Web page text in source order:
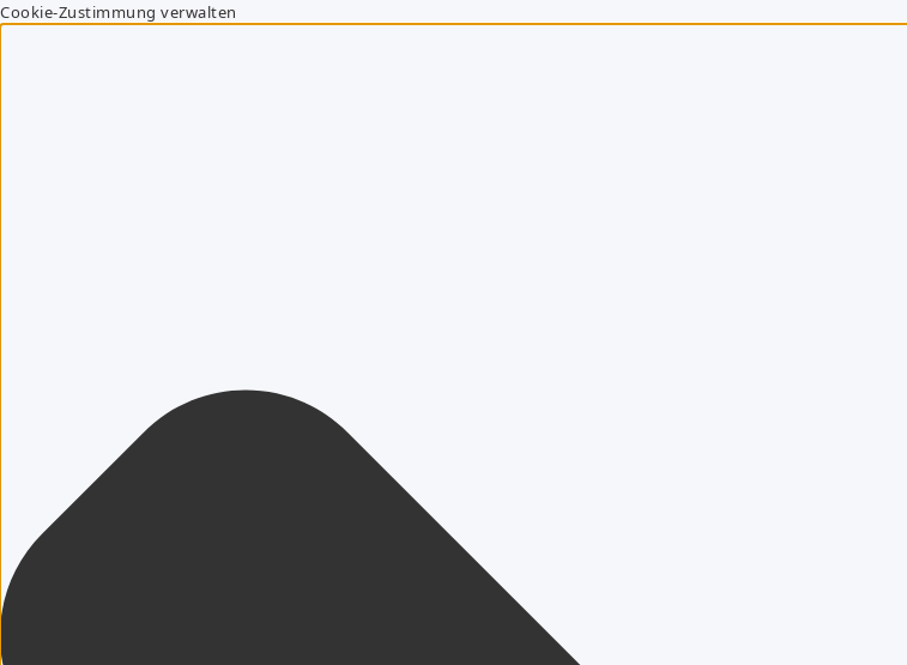
Cookie-Zustimmung verwalten